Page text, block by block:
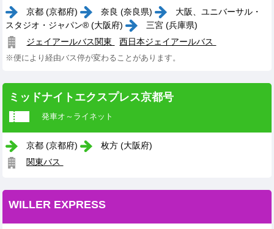
京都 (京都府) 奈良 (奈良県)
大阪、ユニバーサル・
スタジオ・ジャパン® (大阪府)
三宮 (兵庫県)
ジェイアールバス関東
西日本ジェイアールバス
※便により経由バス停が変わることがあります。
ミッドナイトエクスプレス京都号
発車オ～ライネット
京都 (京都府)
枚方 (大阪府)
関東バス
WILLER EXPRESS